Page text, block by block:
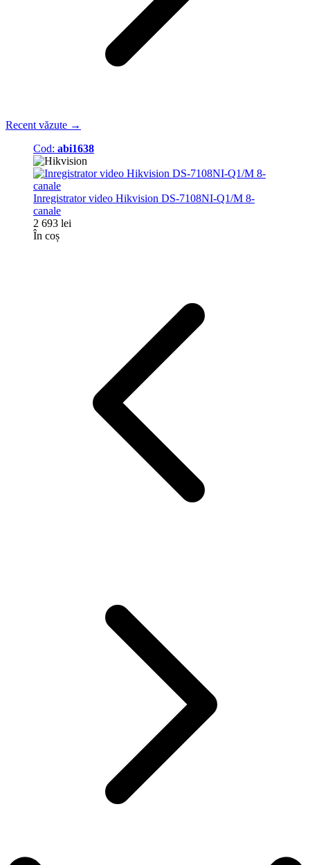
Recent văzute →
Cod: abi1638
Inregistrator video Hikvision DS-7108NI-Q1/M 8-
canale
2 693 lei
În coș